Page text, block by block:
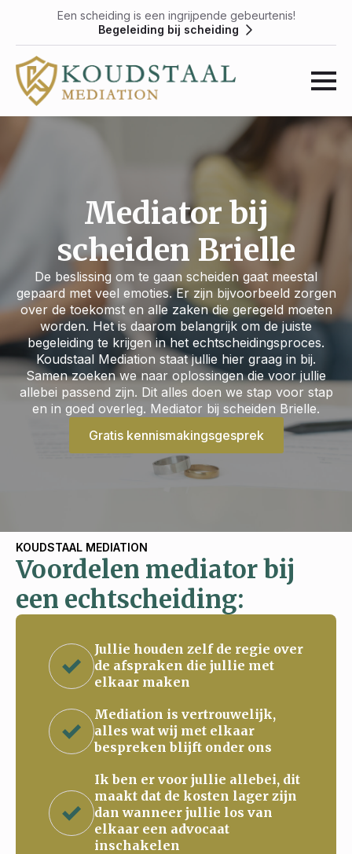
Een scheiding is een ingrijpende gebeurtenis!
Begeleiding bij scheiding
Mediator bij
scheiden Brielle
De beslissing om te gaan scheiden gaat meestal
gepaard met veel emoties. Er zijn bijvoorbeeld zorgen
over de toekomst en alle zaken die geregeld moeten
worden. Het is daarom belangrijk om de juiste
begeleiding te krijgen in het echtscheidingsproces.
Koudstaal Mediation staat jullie hier graag in bij.
Samen zoeken we naar oplossingen die voor jullie
allebei passend zijn. Dit alles doen we stap voor stap
en in goed overleg. Mediator bij scheiden Brielle.
Gratis kennismakingsgesprek
KOUDSTAAL MEDIATION
Voordelen mediator bij
een echtscheiding:
Jullie houden zelf de regie over
de afspraken die jullie met
elkaar maken
Mediation is vertrouwelijk,
alles wat wij met elkaar
bespreken blijft onder ons
Ik ben er voor jullie allebei, dit
maakt dat de kosten lager zijn
dan wanneer jullie los van
elkaar een advocaat
inschakelen